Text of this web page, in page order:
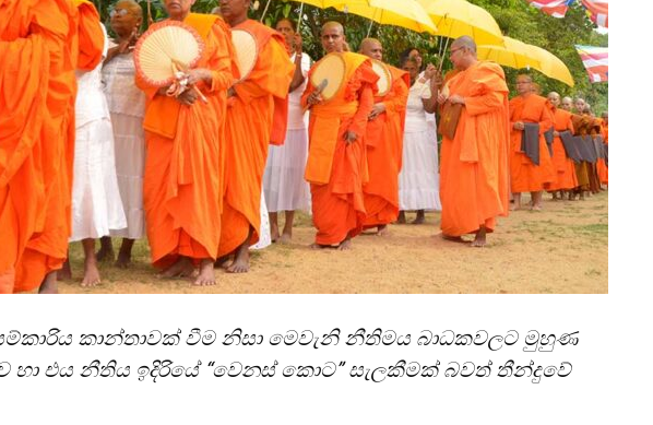
කාන්තාවක් වීම නිසා මෙවැනි නීතිමය බාධකවලට මුහුණ
හා එය නීතිය ඉදිරියේ “වෙනස් කොට” සැලකීමක් බවත් තීන්දුවේ